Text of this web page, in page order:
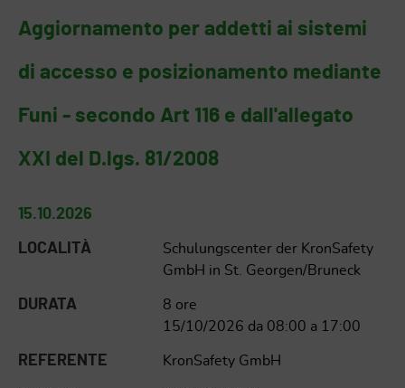
Aggiornamento per addetti ai sistemi
di accesso e posizionamento mediante
Funi - secondo Art 116 e dall'allegato
XXI del D.lgs. 81/2008
15.10.2026
LOCALITÀ
Schulungscenter der KronSafety
GmbH in St. Georgen/Bruneck
DURATA
8 ore
15/10/2026 da 08:00 a 17:00
REFERENTE KronSafety GmbH